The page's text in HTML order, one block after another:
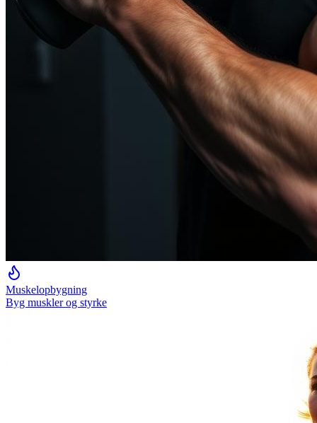
Muskelopbygning
Byg muskler og styrke